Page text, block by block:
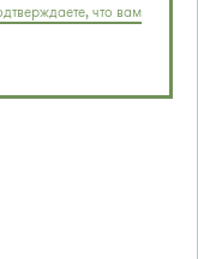
что вам